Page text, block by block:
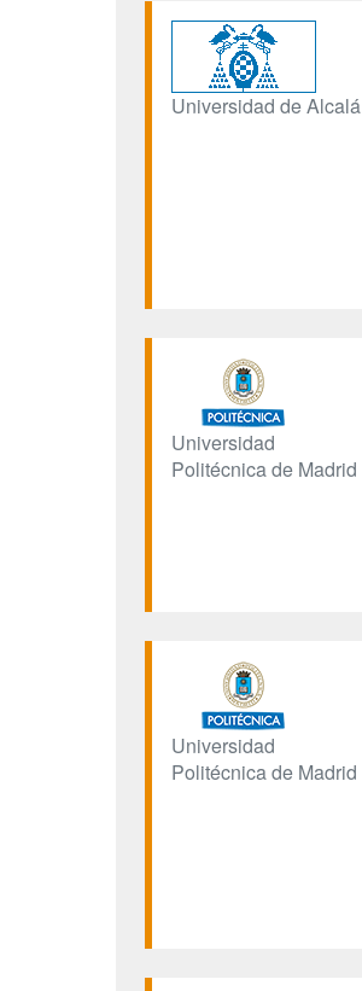
Universidad de Alcalá
Universidad
Politécnica de Madrid
Universidad
Politécnica de Madrid